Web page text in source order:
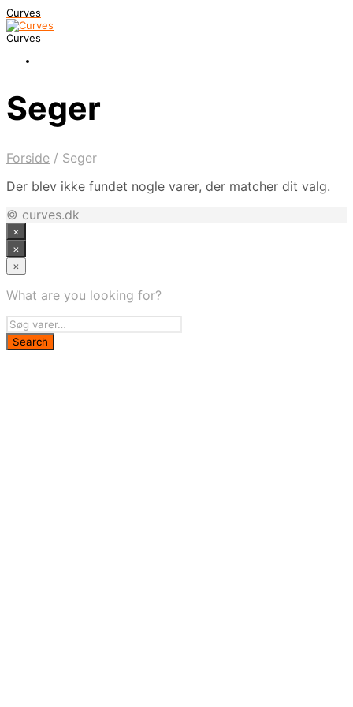
Curves
Curves
Seger
Forside / Seger
Der blev ikke fundet nogle varer, der matcher dit valg.
© curves.dk
×
×
×
What are you looking for?